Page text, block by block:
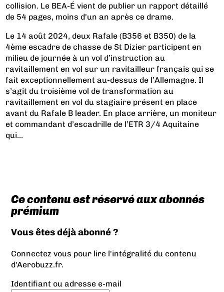
collision. Le BEA-É vient de publier un rapport détaillé
de 54 pages, moins d'un an après ce drame.
Le 14 août 2024, deux Rafale (B356 et B350) de la
4ème escadre de chasse de St Dizier participent en
milieu de journée à un vol d’instruction au
ravitaillement en vol sur un ravitailleur français qui se
fait exceptionnellement au-dessus de l’Allemagne. Il
s’agit du troisième vol de transformation au
ravitaillement en vol du stagiaire présent en place
avant du Rafale B leader. En place arrière, un moniteur
et commandant d’escadrille de l’ETR 3/4 Aquitaine
qui...
Ce contenu est réservé aux abonnés
prémium
Vous êtes déjà abonné ?
Connectez vous pour lire l'intégralité du contenu
d'Aerobuzz.fr.
Identifiant ou adresse e-mail